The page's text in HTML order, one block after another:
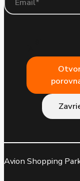
Avion Shopping